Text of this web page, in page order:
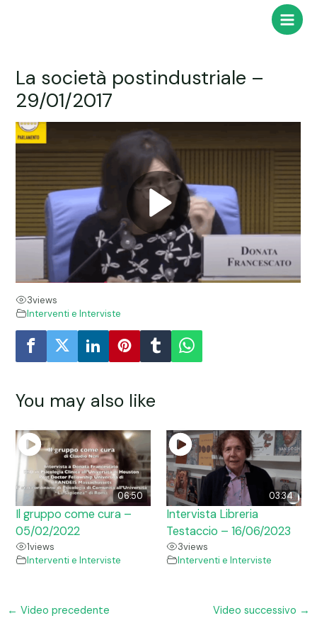
Main
La società postindustriale –
29/01/2017
3views
Interventi e Interviste
You may also like
06:50
Il gruppo come cura –
05/02/2022
1views
Interventi e Interviste
03:34
Intervista Libreria
Testaccio – 16/06/2023
3views
Interventi e Interviste
← Video precedente Video successivo →